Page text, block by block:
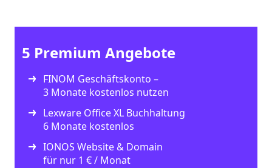
5 Premium Angebote
FINOM Geschäftskonto –
3 Monate kostenlos nutzen
Lexware Office XL Buchhaltung
6 Monate kostenlos
IONOS Website & Domain
für nur 1 € / Monat